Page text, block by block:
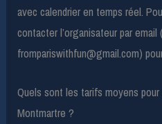
avec calendrier en temps réel.
contacter l’organisateur par email
frompariswithfun@gmail.com)
Quels sont les tarifs moyens
Montmartre ?